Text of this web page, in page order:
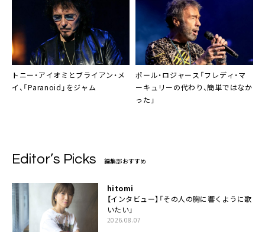
トニー・アイオミとブライアン・メ
イ、「Paranoid」をジャム
ポール・ロジャース「フレディ・マ
ーキュリーの代わり、簡単ではなか
った」
Editor’s Picks 編集部おすすめ
hitomi
【インタビュー】「その人の胸に響くように歌
いたい」
2026.08.07